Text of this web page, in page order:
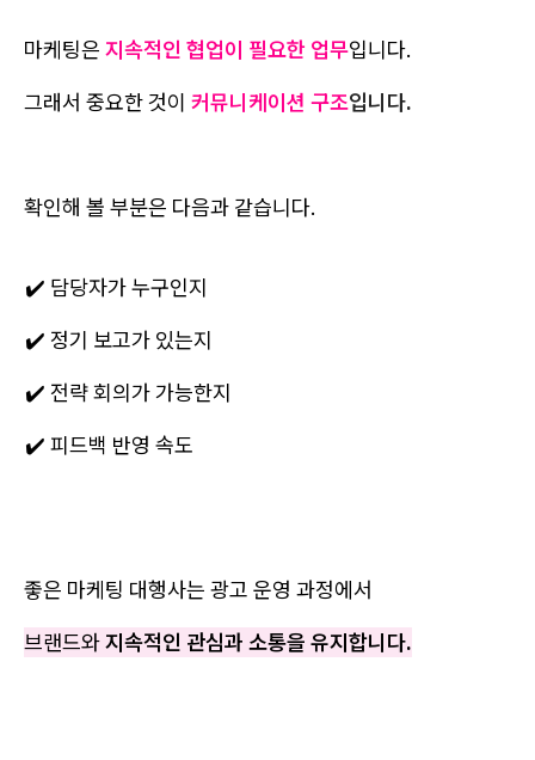
마케팅은 지속적인 협업이 필요한 업무입니다.
그래서 중요한 것이 커뮤니케이션 구조입니다.
확인해 볼 부분은 다음과 같습니다.
✔️ 담당자가 누구인지
✔️ 정기 보고가 있는지
✔️ 전략 회의가 가능한지
✔️ 피드백 반영 속도
좋은 마케팅 대행사는 광고 운영 과정에서
브랜드와지속적인 관심과 소통을 유지합니다.